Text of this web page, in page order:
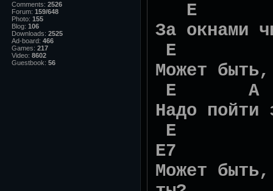
Comments: 2526
Forum: 159/648
Photo: 155
Blog: 106
Downloads: 2525
Ad-board: 466
Games: 217
Video: 8602
Guestbook: 56
E
За окнами
E
Может
E
Надо пойти
E
E7
Может